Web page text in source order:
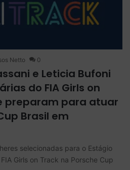
Netto 0
e Leticia Bufoni
do FIA Girls on
preparam para atuar
Brasil em
selecionadas para o Estágio
Girls on Track na Porsche Cup